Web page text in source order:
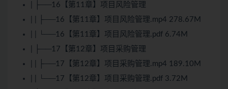
| ├──16【第11章】项目风险管理
| | ├──16【第11章】项目风险管理.mp4 278.67M
| | └──16【第11章】项目风险管理.pdf 6.74M
| ├──17【第12章】项目采购管理
| | ├──17【第12章】项目采购管理.mp4 189.10M
| | └──17【第12章】项目采购管理.pdf 3.72M